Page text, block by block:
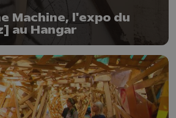
Machine, l'expo du
au Hangar